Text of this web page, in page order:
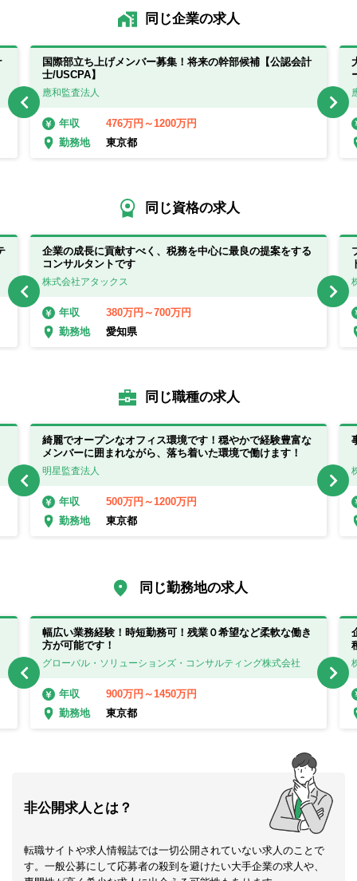
同じ企業の求人
国際部立ち上げメンバー募集！将来の幹部候補【公認会計
士/USCPA】
應和監査法人
年収
476万円～1200万円
勤務地
東京都
同じ資格の求人
企業の成長に貢献すべく、税務を中心に最良の提案をする
コンサルタントです
株式会社アタックス
年収
380万円～700万円
勤務地
愛知県
同じ職種の求人
綺麗でオープンなオフィス環境です！穏やかで経験豊富な
メンバーに囲まれながら、落ち着いた環境で働けます！
明星監査法人
年収
500万円～1200万円
勤務地
東京都
同じ勤務地の求人
幅広い業務経験！時短勤務可！残業０希望など柔軟な働き
方が可能です！
グローバル・ソリューションズ・コンサルティング株式会社
年収
900万円～1450万円
勤務地
東京都
非公開求人とは？
転職サイトや求人情報誌では一切公開されていない求人のことで
す。一般公募にして応募者の殺到を避けたい大手企業の求人や、